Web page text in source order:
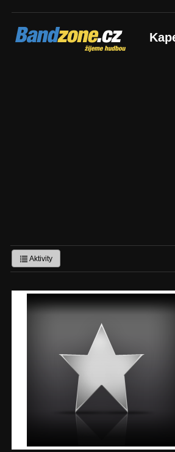
Bandzone.cz
žijeme hudbou
Aktivity